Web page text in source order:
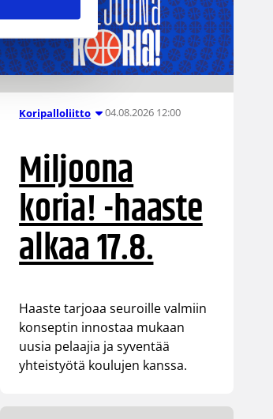
Koripalloliitto 04.08.2026 12:00
Miljoona
koria! -haaste
alkaa 17.8.
Haaste tarjoaa seuroille valmiin
konseptin innostaa mukaan
uusia pelaajia ja syventää
yhteistyötä koulujen kanssa.